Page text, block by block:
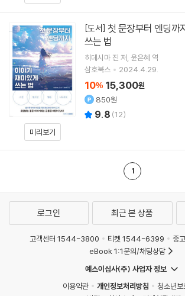
미리보기
[도서]
쓰는 법
히데시마 진 저 윤은혜 역
삼호북스
2024.4.29.
10% 15,300원
850원
9.8 (12)
1
로그인 최근 본 상품
고객센터 1544-3800 티켓 1544-6399
중
eBook 1:1문의/채팅상담
예스이십사(주) 사업자 정보
이용약관
개인정보처리방침
청소년보